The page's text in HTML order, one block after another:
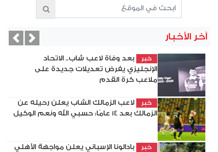
آخر الأخبار
خبر
بعد وفاة لاعب شاب.. الاتحاد
الإنجليزي يفرض تعديلات جديدة على
ملاعب كرة القدم
خبر
لاعب الزمالك الشاب يعلن رحيله عن
الزمالك بعد 14 عامًا: حسبي الله ونعم الوكيل
خبر
بادالونا الإسباني يعلن مواجهة الأهلي
Next